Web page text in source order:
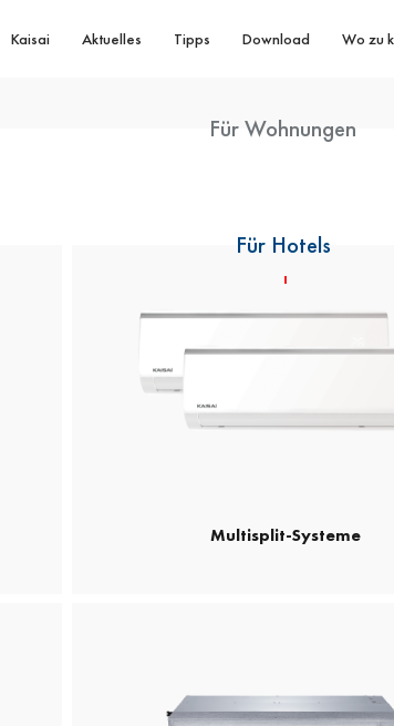
Kaisai Aktuelles Tipps Download Wo zu
Für Wohnungen
Für Hotels
Multisplit-Systeme